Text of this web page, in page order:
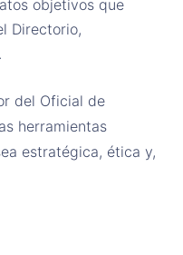
objetivos que
Directorio,
del Oficial de
herramientas
estratégica, ética y,